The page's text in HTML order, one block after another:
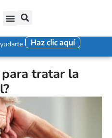
Haz clic aquí
tratar la